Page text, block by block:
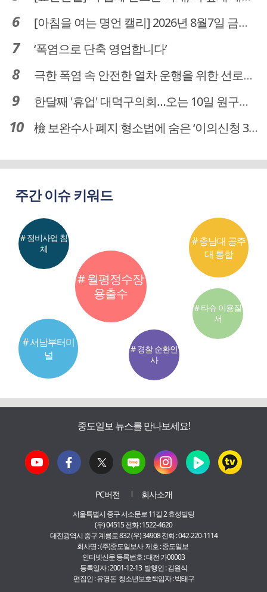
[아침을 여는 명언 캘리] 2026년 8월7일 금요일
‘폭염으로 단축 영업합니다’
극한 폭염 속 안전한 열차 운행을 위한 선로관리
한달째 '휴업' 대덕구의회…오는 10일 원구성 다시 돌입
檢 보완수사 폐지 형소법에 숨은 ‘이의신청 3개월 제한’…황운하는 30일 추진
주간 이슈 키워드
# 월평정수장
용출수
# 서남부터미
널
# 충남대 공주
대 통합
# 정비사업 침
체
# 경찰 순환인
사
# 타슈 이용질
서
중도일보 뉴스를 만나보세요!
PC버전 회사소개
서울특별시 중구 서소문로 11길 2 효성빌딩
(우) 04515 전화 : 1522-4620
대전광역시 중구 계룡로 832 (우) 34908 전화 : 042-220-1114
회사명 : (주)중도일보사 제호 : 중도일보
인터넷신문 등록번호 : 대전 가00003
등록일자 : 2001-12-13 발행인 : 김원식
편집인 : 유영돈 청소년보호책임자 : 박태구